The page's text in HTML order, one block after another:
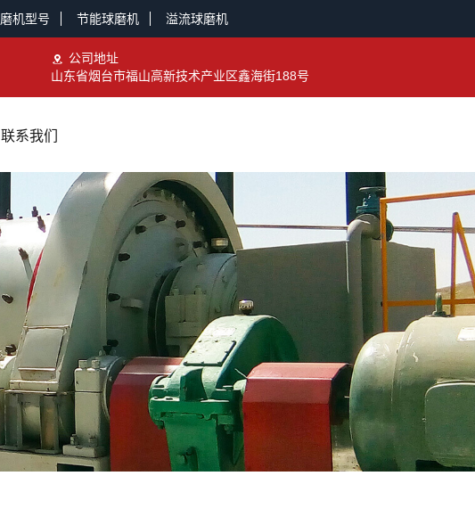
磨机型号 节能球磨机 溢流球磨机
公司地址
山东省烟台市福山高新技术产业区鑫海街188号
联系我们